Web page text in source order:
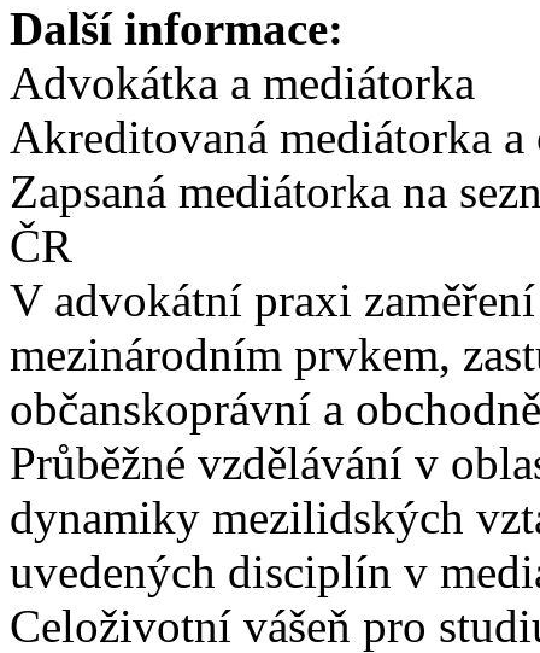
Další informace:
Advokátka a mediátorka
Akreditovaná mediátorka
Zapsaná mediátorka na
ČR
V advokátní praxi
mezinárodním prvkem,
občanskoprávní a
Průběžné vzdělávání v
dynamiky mezilidských
uvedených disciplín v
Celoživotní vášeň pro